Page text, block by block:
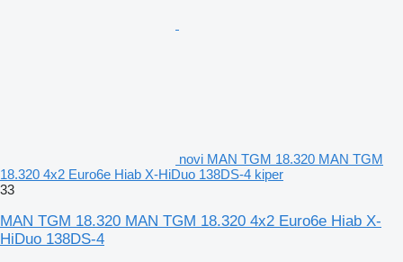
novi MAN TGM 18.320 MAN TGM
18.320 4x2 Euro6e Hiab X-HiDuo 138DS-4 kiper
33
MAN TGM 18.320 MAN TGM 18.320 4x2 Euro6e Hiab X-
HiDuo 138DS-4